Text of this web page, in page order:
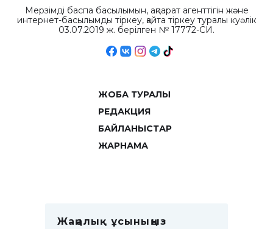
Мерзімді баспа басылымын, ақпарат агенттігін және
интернет-басылымды тіркеу, қайта тіркеу туралы куәлік
03.07.2019 ж. берілген № 17772-СИ.
ЖОБА ТУРАЛЫ
РЕДАКЦИЯ
БАЙЛАНЫСТАР
ЖАРНАМА
Жаңалық ұсыныңыз